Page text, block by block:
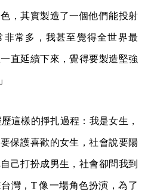
，其實製造了一個他們能投射
非常多，我甚至覺得全世界最
直延續下來，覺得要製造堅強
這樣的掙扎過程：我是女生，
保護喜歡的女生，社會說要陽
己打扮成男生，社會卻問我到
灣，T 像一場角色扮演，為了